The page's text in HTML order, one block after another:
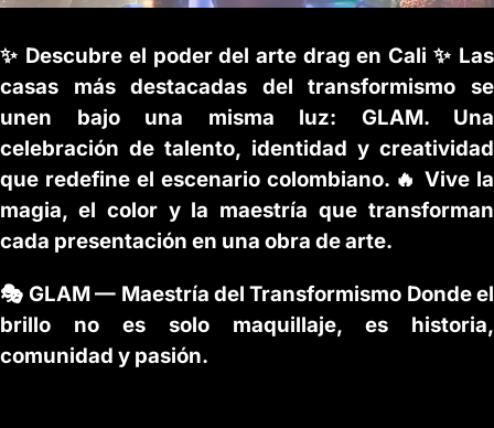
✨ Descubre el poder del arte drag en Cali ✨ Las
casas más destacadas del transformismo se
unen bajo una misma luz: GLAM. Una
celebración de talento, identidad y creatividad
que redefine el escenario colombiano. 🔥 Vive la
magia, el color y la maestría que transforman
cada presentación en una obra de arte.
🎭 GLAM — Maestría del Transformismo Donde el
brillo no es solo maquillaje, es historia,
comunidad y pasión.